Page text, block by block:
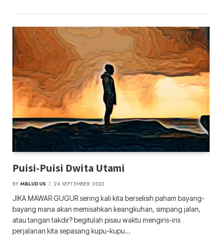
Puisi-Puisi Dwita Utami
BY MBLUDUS 24 SEPTEMBER 2023
JIKA MAWAR GUGUR sering kali kita berselisih paham bayang-
bayang mana akan memisahkan keangkuhan, simpang jalan,
atau tangan takdir? begitulah pisau waktu mengiris-iris
perjalanan kita sepasang kupu-kupu…